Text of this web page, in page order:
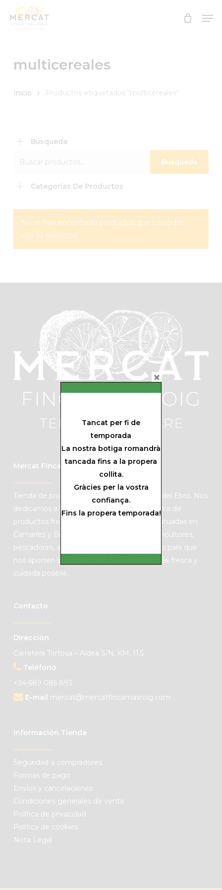
multicereales
Inicio Productos etiquetados “multicereales”
Búsqueda
Búsqueda
Categorías De Productos
No se han encontrado productos que coincidan
con tu selección.
Mercat Finca Mas Roig
Tienda de productos de KM0 de las Tierras del Ebro. Nos
dedicamos a la producción de cítricos y venta de
productos frescos de mercado con fincas situadas en
Camarles y Benifallet. Colaboramos con agricultores,
pescadores, artesanos y productores locales para que
nos aporten sus productos de la manera más fresca y
cuidada posible.
Contacto
Dirección
Carretera Tortosa – Aldea S/N, KM. 11,5
Teléfono
+34 689 085 893
E-mail mercat@mercatfincamasroig.com
Información Tienda
Seguridad a compradores
Formas de pago
Envíos y cancelaciones
Condiciones generales de venta
Política de privacidad
Política de cookies
Nota Legal
Tancat per fi de
temporada
La nostra botiga romandrà
tancada fins a la propera
collita.
Gràcies per la vostra
confiança.
Fins la propera temporada!